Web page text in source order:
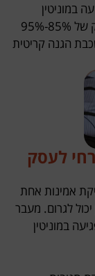
במוניטין
החברה. מבדק אמינות מקצועי מזהה ברמת דיוק של 85%-95%
הגנה קריטית
לעסק
אמינות אחת
לגרום. מעבר
במוניטין